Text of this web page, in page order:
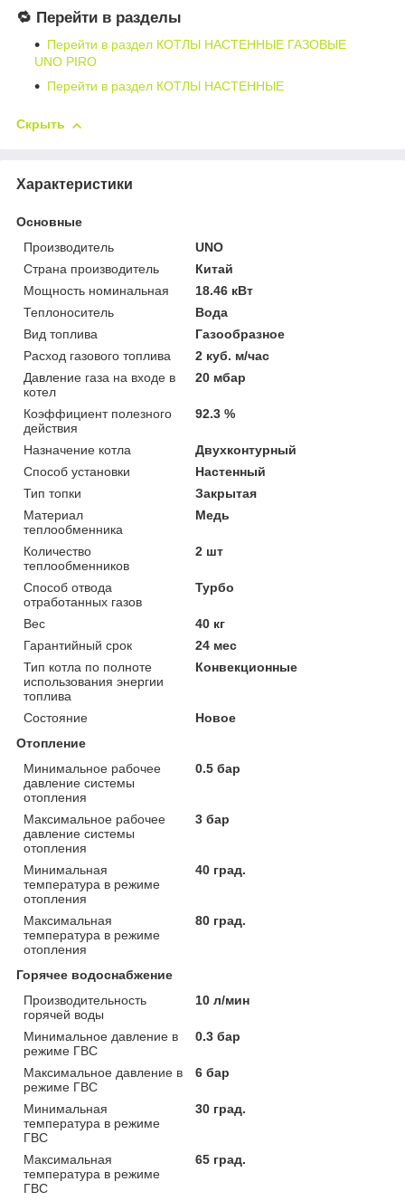
🔁 Перейти в разделы
Перейти в раздел КОТЛЫ НАСТЕННЫЕ ГАЗОВЫЕ
UNO PIRO
Перейти в раздел КОТЛЫ НАСТЕННЫЕ
Скрыть
Характеристики
Основные
Производитель
UNO
Страна производитель
Китай
Мощность номинальная
18.46 кВт
Теплоноситель
Вода
Вид топлива
Газообразное
Расход газового топлива
2 куб. м/час
Давление газа на входе в
котел
20 мбар
Коэффициент полезного
действия
92.3 %
Назначение котла
Двухконтурный
Способ установки
Настенный
Тип топки
Закрытая
Материал
теплообменника
Медь
Количество
теплообменников
2 шт
Способ отвода
отработанных газов
Турбо
Вес
40 кг
Гарантийный срок
24 мес
Тип котла по полноте
использования энергии
топлива
Конвекционные
Состояние
Новое
Отопление
Минимальное рабочее
давление системы
отопления
0.5 бар
Максимальное рабочее
давление системы
отопления
3 бар
Минимальная
температура в режиме
отопления
40 град.
Максимальная
температура в режиме
отопления
80 град.
Горячее водоснабжение
Производительность
горячей воды
10 л/мин
Минимальное давление в
режиме ГВС
0.3 бар
Максимальное давление в
режиме ГВС
6 бар
Минимальная
температура в режиме
ГВС
30 град.
Максимальная
температура в режиме
ГВС
65 град.